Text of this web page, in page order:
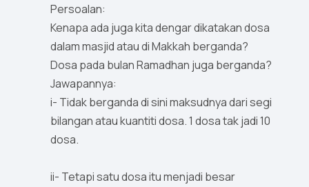
Persoalan:
Kenapa ada juga kita dengar dikatakan dosa
dalam masjid atau di Makkah berganda?
Dosa pada bulan Ramadhan juga berganda?
Jawapannya:
i- Tidak berganda di sini maksudnya dari segi
bilangan atau kuantiti dosa. 1 dosa tak jadi 10
dosa.
ii- Tetapi satu dosa itu menjadi besar